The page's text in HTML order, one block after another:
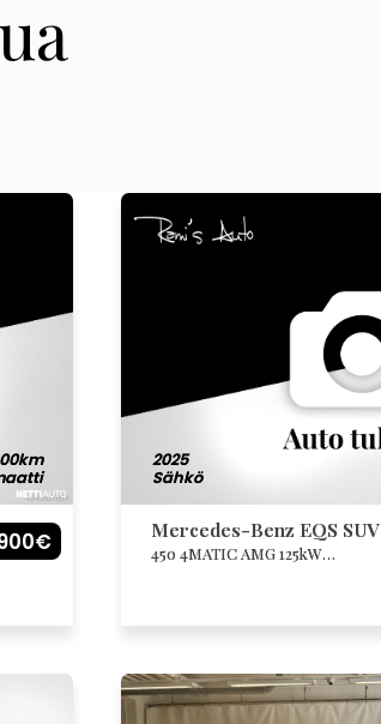
2025
Sähkö
Mercedes-Benz EQS SUV
450 4MATIC AMG 125kW